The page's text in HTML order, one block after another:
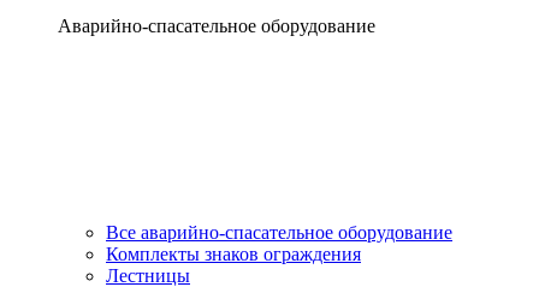
Аварийно-спасательное оборудование
Все аварийно-спасательное оборудование
Комплекты знаков ограждения
Лестницы